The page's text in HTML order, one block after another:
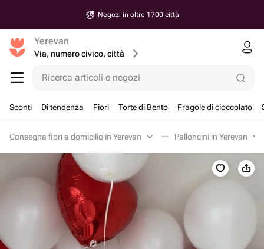
Negozi in oltre 1700 città
Yerevan
Via, numero civico, città
Ricerca articoli e negozi
Sconti Di tendenza Fiori Torte di Bento Fragole di cioccolato
Consegna fiori a domicilio in Yerevan Palloncini in Yerevan